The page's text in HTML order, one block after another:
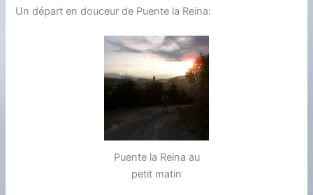
Un départ en douceur de Puente la Reina:
Puente la Reina au
petit matin